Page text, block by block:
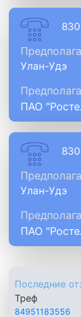
Улан-Удэ
ПАО
Улан-Удэ
ПАО
Последние
Треф
84951183556